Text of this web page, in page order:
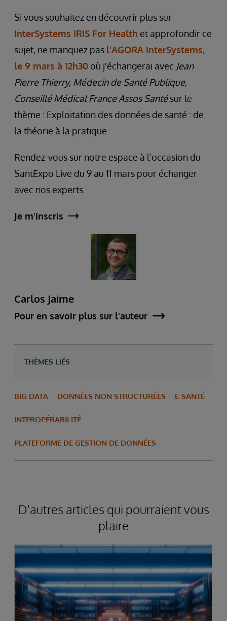
Si vous souhaitez en découvrir plus sur
InterSystems IRIS For Health et approfondir ce
sujet, ne manquez pas l'AGORA InterSystems,
le 9 mars à 12h30 où j'échangerai avec Jean
Pierre Thierry​, Médecin de Santé Publique,
Conseillé Médical France Assos Santésur le
thème : Exploitation des données de santé : de
la théorie à la pratique.
Rendez-vous sur notre espace à l’occasion du
SantExpo Live du 9 au 11 mars pour échanger
avec nos experts.
Je m'inscris
Carlos Jaime
Pour en savoir plus sur l'auteur
THÈMES LIÉS
BIG DATA DONNÉES NON STRUCTURÉES E-SANTÉ
INTEROPÉRABILITÉ
PLATEFORME DE GESTION DE DONNÉES
D'autres articles qui pourraient vous
plaire